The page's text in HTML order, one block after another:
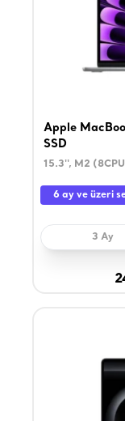
Apple
SSD
15.3'', M2
6 ay ve üzeri
3 Ay